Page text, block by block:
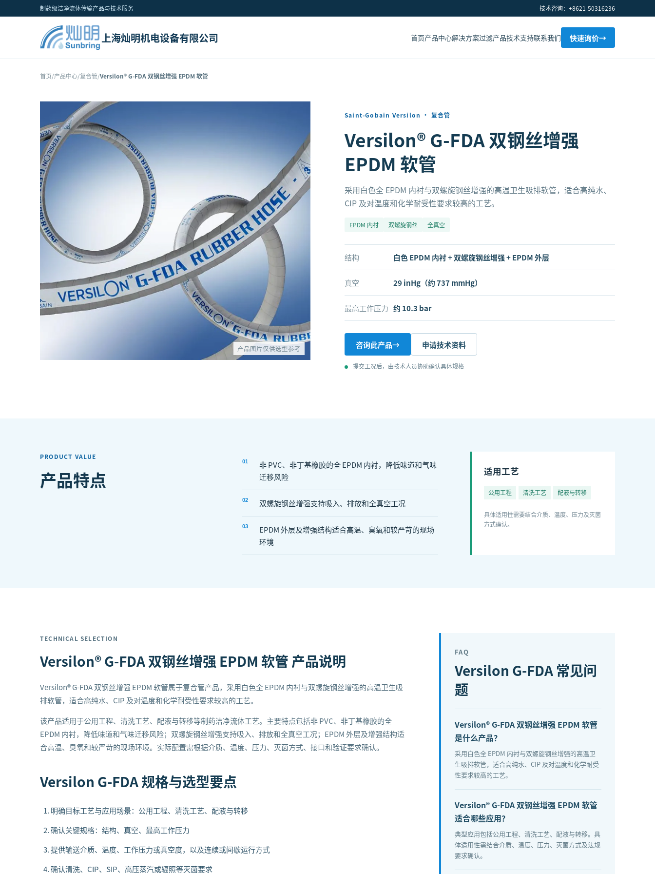
制药级洁净流体传输产品与技术服务 技术咨询：+8621-50316236
上海灿明机电设备有限公司 首页产品中心解决方案过滤产品技术支持联系我们 快速询价→
首页/产品中心/复合管/Versilon® G-FDA 双钢丝增强 EPDM 软管
产品图片仅供选型参考
Saint-Gobain Versilon · 复合管
Versilon® G-FDA 双钢丝增强
EPDM 软管
采用白色全 EPDM 内衬与双螺旋钢丝增强的高温卫生吸排软管，适合高纯水、
CIP 及对温度和化学耐受性要求较高的工艺。
EPDM 内衬 双螺旋钢丝 全真空
结构 白色 EPDM 内衬 + 双螺旋钢丝增强 + EPDM 外层
真空 29 inHg（约 737 mmHg）
最高工作压力 约 10.3 bar
咨询此产品→ 申请技术资料
提交工况后，由技术人员协助确认具体规格
PRODUCT VALUE
产品特点
01
非 PVC、非丁基橡胶的全 EPDM 内衬，降低味道和气味
迁移风险
02 双螺旋钢丝增强支持吸入、排放和全真空工况
03
EPDM 外层及增强结构适合高温、臭氧和较严苛的现场
环境
适用工艺
公用工程 清洗工艺 配液与转移
具体适用性需要结合介质、温度、压力及灭菌
方式确认。
TECHNICAL SELECTION
Versilon® G-FDA 双钢丝增强 EPDM 软管 产品说明
Versilon® G-FDA 双钢丝增强 EPDM 软管属于复合管产品，采用白色全 EPDM 内衬与双螺旋钢丝增强的高温卫生吸
排软管，适合高纯水、CIP 及对温度和化学耐受性要求较高的工艺。
该产品适用于公用工程、清洗工艺、配液与转移等制药洁净流体工艺。主要特点包括非 PVC、非丁基橡胶的全
EPDM 内衬，降低味道和气味迁移风险；双螺旋钢丝增强支持吸入、排放和全真空工况；EPDM 外层及增强结构适
合高温、臭氧和较严苛的现场环境。实际配置需根据介质、温度、压力、灭菌方式、接口和验证要求确认。
Versilon G-FDA规格与选型要点
明确目标工艺与应用场景：公用工程、清洗工艺、配液与转移
确认关键规格：结构、真空、最高工作压力
提供输送介质、温度、工作压力或真空度，以及连续或间歇运行方式
确认清洗、CIP、SIP、高压蒸汽或辐照等灭菌要求
FAQ
Versilon G-FDA 常见问
题
Versilon® G-FDA 双钢丝增强 EPDM 软管
是什么产品？
采用白色全 EPDM 内衬与双螺旋钢丝增强的高温卫
生吸排软管，适合高纯水、CIP 及对温度和化学耐受
性要求较高的工艺。
Versilon® G-FDA 双钢丝增强 EPDM 软管
适合哪些应用？
典型应用包括公用工程、清洗工艺、配液与转移。具
体适用性需结合介质、温度、压力、灭菌方式及法规
要求确认。